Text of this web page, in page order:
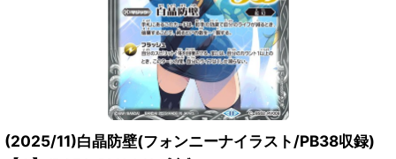
(2025/11)白晶防壁(フォンニーナイラスト/PB38収録)